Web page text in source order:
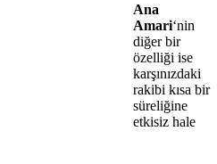
Ana
Amari‘nin
diğer bir
özelliği ise
karşınızdaki
rakibi kısa bir
süreliğine
etkisiz hale